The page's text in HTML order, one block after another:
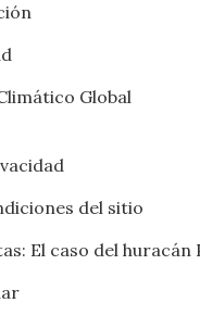
Global
del sitio
El caso del huracán